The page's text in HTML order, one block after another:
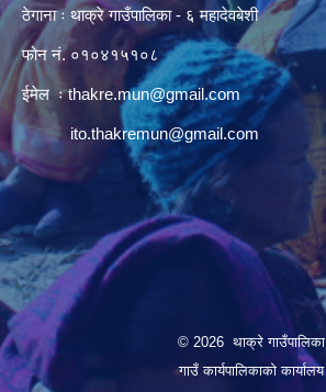
ठेगाना ः थाक्रे गाउँपालिका - ६ महादेवबेशी
फोन नं. ०१०४१५१०८
ईमेल ःthakre.mun@gmail.com
ito.thakremun@gmail.com
© 2026 थाक्रे गाउँपालिका
गाउँ कार्यपालिकाको कार्यालय